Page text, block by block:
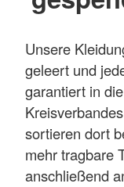
Unsere
geleert und
garantiert in
sortieren dort
mehr tragbare
anschließend